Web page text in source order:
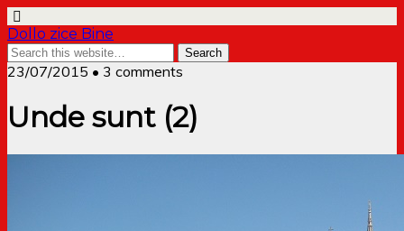
Dollo zice Bine
23/07/2015 • 3 comments
Unde sunt (2)